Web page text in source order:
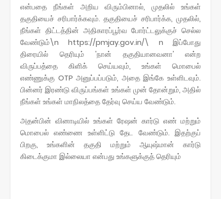
என்பதை நீங்கள் அறிய விரும்பினால், முதலில் உங்கள்
தகுதியைச் சரிபார்க்கவும். தகுதியைச் சரிபார்க்க, முதலில்,
நீங்கள் திட்டத்தின் அதிகாரப்பூர்வ போர்ட்டலுக்குச் செல்ல
வேண்டும்\n https://pmjay.gov.in/\ n இப்போது
திரையில் தெரியும் 'நான் தகுதியானவனா' என்ற
விருப்பத்தை கிளிக் செய்யவும், உங்கள் மொபைல்
எண்ணுக்கு OTP அனுப்பப்படும், அதை இங்கே உள்ளிடவும்.
பின்னர் இரண்டு விருப்பங்கள் உங்கள் முன் தோன்றும், அதில்
நீங்கள் உங்கள் மாநிலத்தை தேர்வு செய்ய வேண்டும்.
அதன்பின் வினாடியில் உங்கள் ரேஷன் கார்டு எண் மற்றும்
மொபைல் எண்ணை உள்ளிட்டு தேட வேண்டும். இதற்குப்
பிறகு, உங்களின் தகுதி மற்றும் ஆயுஷ்மான் கார்டு
கிடைக்குமா இல்லையா என்பது உங்களுக்குத் தெரியும்